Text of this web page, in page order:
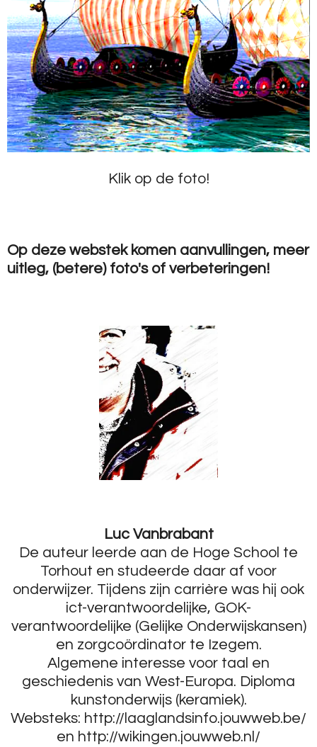
Klik op de foto!
Op deze webstek komen aanvullingen, meer
uitleg, (betere) foto's of verbeteringen!
Luc Vanbrabant
De auteur leerde aan de Hoge School te
Torhout en studeerde daar af voor
onderwijzer. Tijdens zijn carrière was hij ook
ict-verantwoordelijke, GOK-
verantwoordelijke (Gelijke Onderwijskansen)
en zorgcoördinator te Izegem.
Algemene interesse voor taal en
geschiedenis van West-Europa. Diploma
kunstonderwijs (keramiek).
Websteks: http://laaglandsinfo.jouwweb.be/
en http://wikingen.jouwweb.nl/